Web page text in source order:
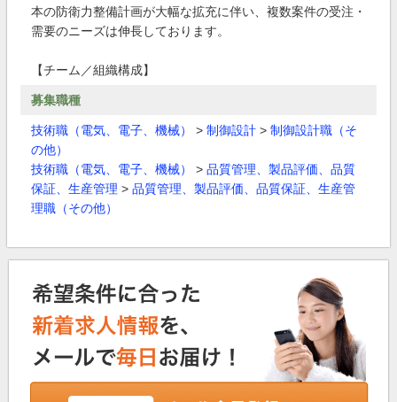
本の防衛力整備計画が大幅な拡充に伴い、複数案件の受注・
需要のニーズは伸長しております。
【チーム／組織構成】
募集職種
技術職（電気、電子、機械） > 制御設計 > 制御設計職（そ
の他）
技術職（電気、電子、機械）
> 品質管理、製品評価、品質
保証、生産管理 > 品質管理、製品評価、品質保証、生産管
理職（その他）